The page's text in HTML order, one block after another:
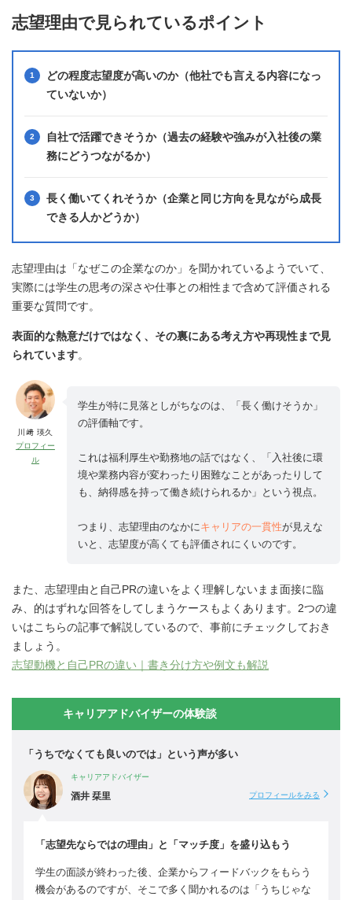
志望理由で見られているポイント
どの程度志望度が高いのか（他社でも言える内容になっ
ていないか）
自社で活躍できそうか（過去の経験や強みが入社後の業
務にどうつながるか）
長く働いてくれそうか（企業と同じ方向を見ながら成長
できる人かどうか）
志望理由は「なぜこの企業なのか」を聞かれているようでいて、
実際には学生の思考の深さや仕事との相性まで含めて評価される
重要な質問です。
表面的な熱意だけではなく、その裏にある考え方や再現性まで見
られています。
川﨑 瑛久
プロフィー
ル
学生が特に見落としがちなのは、「長く働けそうか」
の評価軸です。
これは福利厚生や勤務地の話ではなく、「入社後に環
境や業務内容が変わったり困難なことがあったりして
も、納得感を持って働き続けられるか」という視点。
つまり、志望理由のなかに キャリアの一貫性が見えな
いと、志望度が高くても評価されにくいのです。
また、志望理由と自己PRの違いをよく理解しないまま面接に臨
み、的はずれな回答をしてしまうケースもよくあります。2つの違
いはこちらの記事で解説しているので、事前にチェックしておき
ましょう。
志望動機と自己PRの違い｜書き分け方や例文も解説
キャリアアドバイザーの体験談
「うちでなくても良いのでは」という声が多い
キャリアアドバイザー
酒井 栞里 プロフィールをみる
「志望先ならではの理由」と「マッチ度」を盛り込もう
学生の面談が終わった後、企業からフィードバックをもらう
機会があるのですが、そこで多く聞かれるのは「うちじゃな